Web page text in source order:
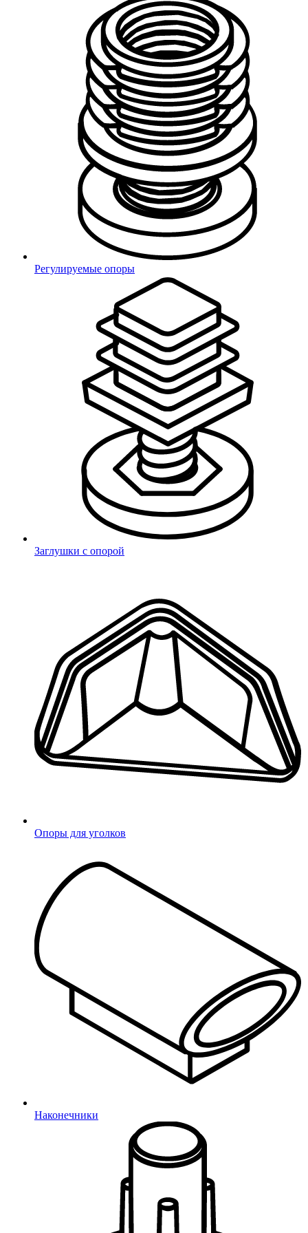
Регулируемые опоры
Заглушки с опорой
Опоры для уголков
Наконечники
Телефон Email
Войти
Авторизация через социальные сети
Подтверждение телефона
Введите 4-значный код из СМС
Не получили код?
Отправить код повторно
Восстановление пароля
Подтверждение телефона
Введите 4-значный код из СМС